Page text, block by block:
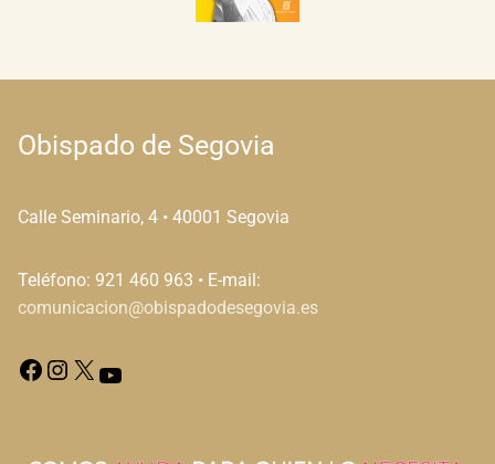
Obispado de Segovia
Calle Seminario, 4 • 40001 Segovia
Teléfono: 921 460 963 • E-mail:
comunicacion@obispadodesegovia.es